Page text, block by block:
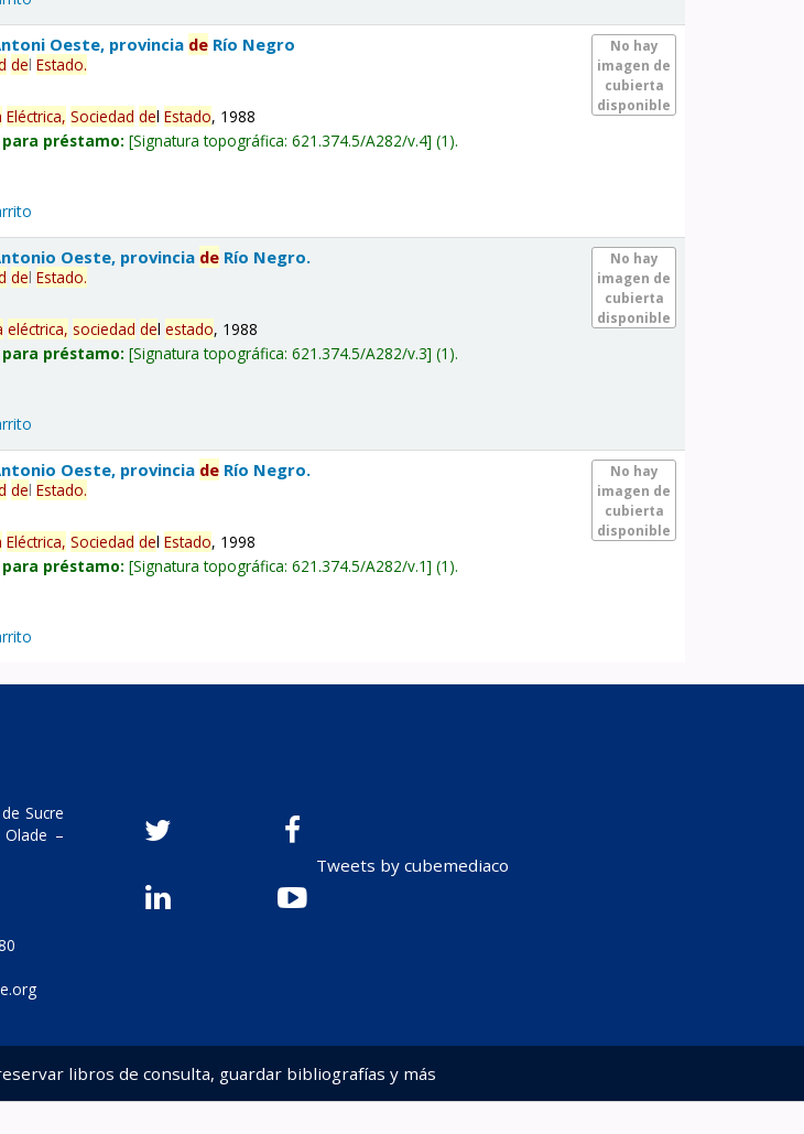
No hay
imagen de
cubierta
disponible
Oeste, provincia de Río Negro
delEstado.
Eléctrica, Sociedad delEstado, 1988
para préstamo: Signatura topográfica:621.374.5/A282/v.4 (1).
No hay
imagen de
cubierta
disponible
Oeste, provincia de Río Negro.
delEstado.
eléctrica, sociedad delestado, 1988
para préstamo: Signatura topográfica:621.374.5/A282/v.3 (1).
No hay
imagen de
cubierta
disponible
Oeste, provincia de Río Negro.
delEstado.
Eléctrica, Sociedad delEstado, 1998
para préstamo: Signatura topográfica:621.374.5/A282/v.1 (1).
Sucre
Olade –
Tweets by cubemediaco
libros de consulta, guardar bibliografías y más